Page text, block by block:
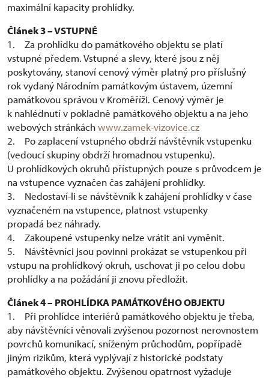
maximální kapacity prohlídky.
Článek 3 – VSTUPNÉ
1. Za prohlídku do památkového objektu se platí
vstupné předem. Vstupné a slevy, které jsou z něj
poskytovány, stanoví cenový výměr platný pro příslušný
rok vydaný Národním památkovým ústavem, územní
památkovou správou v Kroměříži. Cenový výměr je
k nahlédnutí v pokladně památkového objektu a na jeho
webových stránkáchwww.zamek-vizovice.cz
2. Po zaplacení vstupného obdrží návštěvník vstupenku
(vedoucí skupiny obdrží hromadnou vstupenku).
U prohlídkových okruhů přístupných pouze s průvodcem je
na vstupence vyznačen čas zahájení prohlídky.
3. Nedostaví-li se návštěvník k zahájení prohlídky v čase
vyznačeném na vstupence, platnost vstupenky
propadá bez náhrady.
4. Zakoupené vstupenky nelze vrátit ani vyměnit.
5. Návštěvníci jsou povinni prokázat se vstupenkou při
vstupu na prohlídkový okruh, uschovat ji po celou dobu
prohlídky a na požádání ji znovu předložit.
Článek 4 – PROHLÍDKA PAMÁTKOVÉHO OBJEKTU
1. Při prohlídce interiérů památkového objektu je třeba,
aby návštěvníci věnovali zvýšenou pozornost nerovnostem
povrchů komunikací, sníženým průchodům, popřípadě
jiným rizikům, která vyplývají z historické podstaty
památkového objektu. Zvýšenou opatrnost vyžaduje